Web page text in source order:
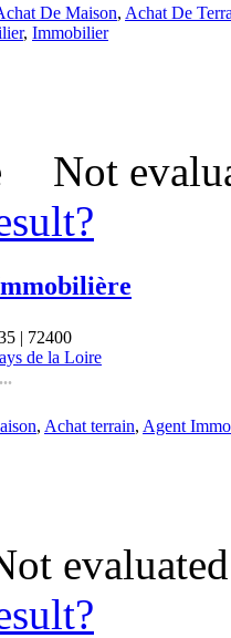
De Maison, Achat De
, Immobilier
Not
| 72400
de la Loire
, Achat terrain, Agent